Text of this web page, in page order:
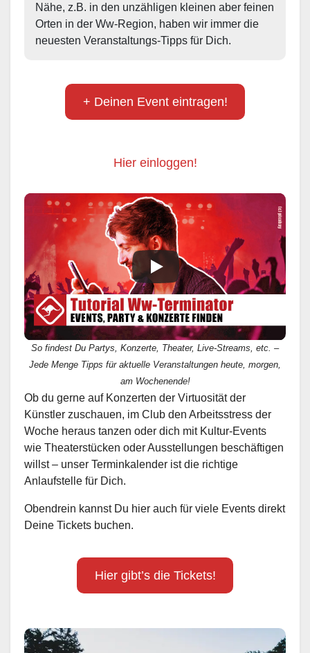
Nähe, z.B. in den unzähligen kleinen aber feinen
Orten in der Ww-Region, haben wir immer die
neuesten Veranstaltungs-Tipps für Dich.
+ Deinen Event eintragen!
Hier einloggen!
So findest Du Partys, Konzerte, Theater, Live-Streams, etc. –
Jede Menge Tipps für aktuelle Veranstaltungen heute, morgen,
am Wochenende!
Ob du gerne auf Konzerten der Virtuosität der
Künstler zuschauen, im Club den Arbeitsstress der
Woche heraus tanzen oder dich mit Kultur-Events
wie Theaterstücken oder Ausstellungen beschäftigen
willst – unser Terminkalender ist die richtige
Anlaufstelle für Dich.
Obendrein kannst Du hier auch für viele Events direkt
Deine Tickets buchen.
Hier gibt’s die Tickets!